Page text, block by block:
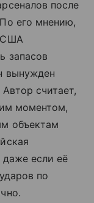
после
его мнению,
США
запасов
вынужден
считает,
моментом,
объектам
если её
по